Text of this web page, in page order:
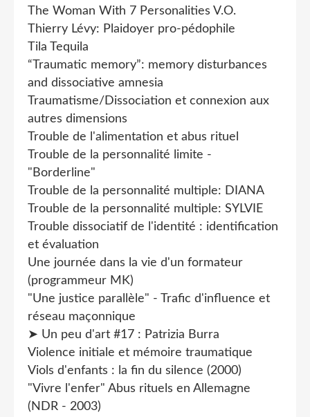
The Woman With 7 Personalities V.O.
Thierry Lévy: Plaidoyer pro-pédophile
Tila Tequila
“Traumatic memory”: memory disturbances
and dissociative amnesia
Traumatisme/Dissociation et connexion aux
autres dimensions
Trouble de l'alimentation et abus rituel
Trouble de la personnalité limite -
"Borderline"
Trouble de la personnalité multiple: DIANA
Trouble de la personnalité multiple: SYLVIE
Trouble dissociatif de l'identité : identification
et évaluation
Une journée dans la vie d'un formateur
(programmeur MK)
"Une justice parallèle" - Trafic d'influence et
réseau maçonnique
➤ Un peu d'art #17 : Patrizia Burra
Violence initiale et mémoire traumatique
Viols d'enfants : la fin du silence (2000)
"Vivre l'enfer" Abus rituels en Allemagne
(NDR - 2003)